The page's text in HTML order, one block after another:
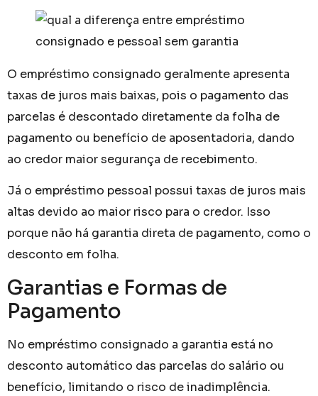
O empréstimo consignado geralmente apresenta
taxas de juros mais baixas, pois o pagamento das
parcelas é descontado diretamente da folha de
pagamento ou benefício de aposentadoria, dando
ao credor maior segurança de recebimento.
Já o empréstimo pessoal possui taxas de juros mais
altas devido ao maior risco para o credor. Isso
porque não há garantia direta de pagamento, como o
desconto em folha.
Garantias e Formas de
Pagamento
No empréstimo consignado a garantia está no
desconto automático das parcelas do salário ou
benefício, limitando o risco de inadimplência.